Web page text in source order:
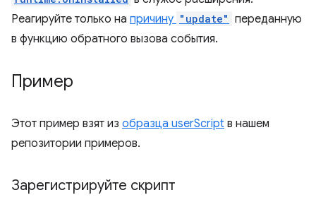
Реагируйте только на причину "update" переданную
в функцию обратного вызова события.
Пример
Этот пример взят из образца userScript в нашем
репозитории примеров.
Зарегистрируйте скрипт